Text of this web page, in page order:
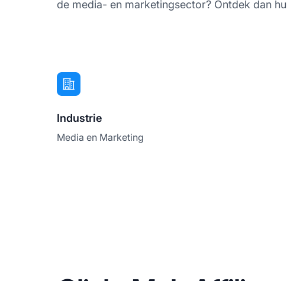
de media- en marketingsector? Ontdek dan
Industrie
Media en Marketing